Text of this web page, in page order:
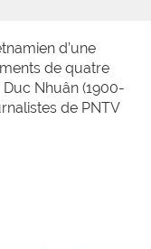
d’une
de quatre
Nhuân (1900-
de PNTV